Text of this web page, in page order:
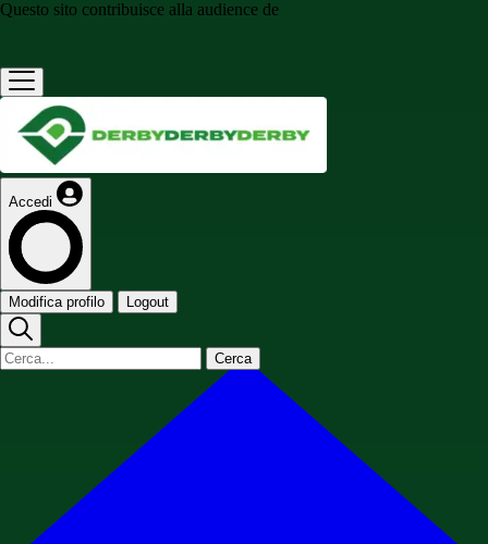
Questo sito contribuisce alla audience de
Accedi
Modifica profilo Logout
Cerca